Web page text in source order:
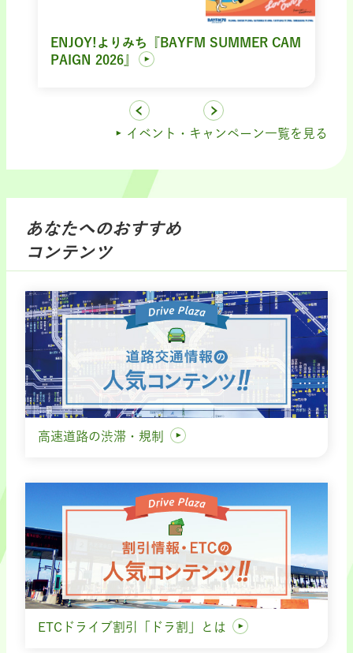
ENJOY!よりみち『BAYFM SUMMER CAM
PAIGN 2026』
イベント・キャンペーン一覧を見る
あなたへのおすすめ
コンテンツ
高速道路の渋滞・規制
ETCドライブ割引「ドラ割」とは